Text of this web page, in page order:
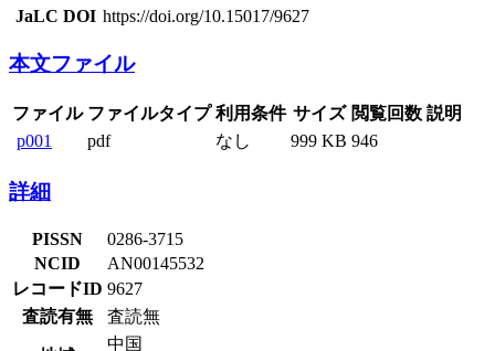
JaLC DOI https://doi.org/10.15017/9627
本文ファイル
ファイル ファイルタイプ 利用条件 サイズ 閲覧回数 説明
p001
pdf なし 999 KB 946
詳細
PISSN
0286-3715
NCID
AN00145532
レコードID 9627
査読有無
査読無
中国